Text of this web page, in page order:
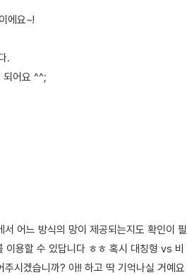
에요~!
.
되어요 ^^;
어느 방식의 망이 제공되는지도 확인이 필
용할 수 있답니다 ㅎㅎ 혹시 대칭형 vs 비
시겠습니까? 아!! 하고 딱 기억나실 거예요